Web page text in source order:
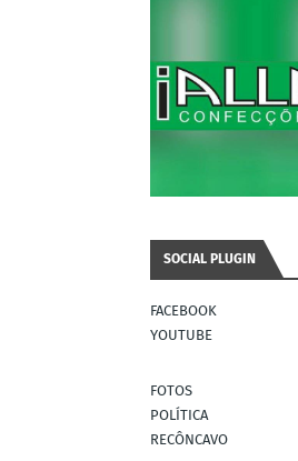
SOCIAL PLUGIN
FACEBOOK
YOUTUBE
FOTOS
POLÍTICA
RECÔNCAVO